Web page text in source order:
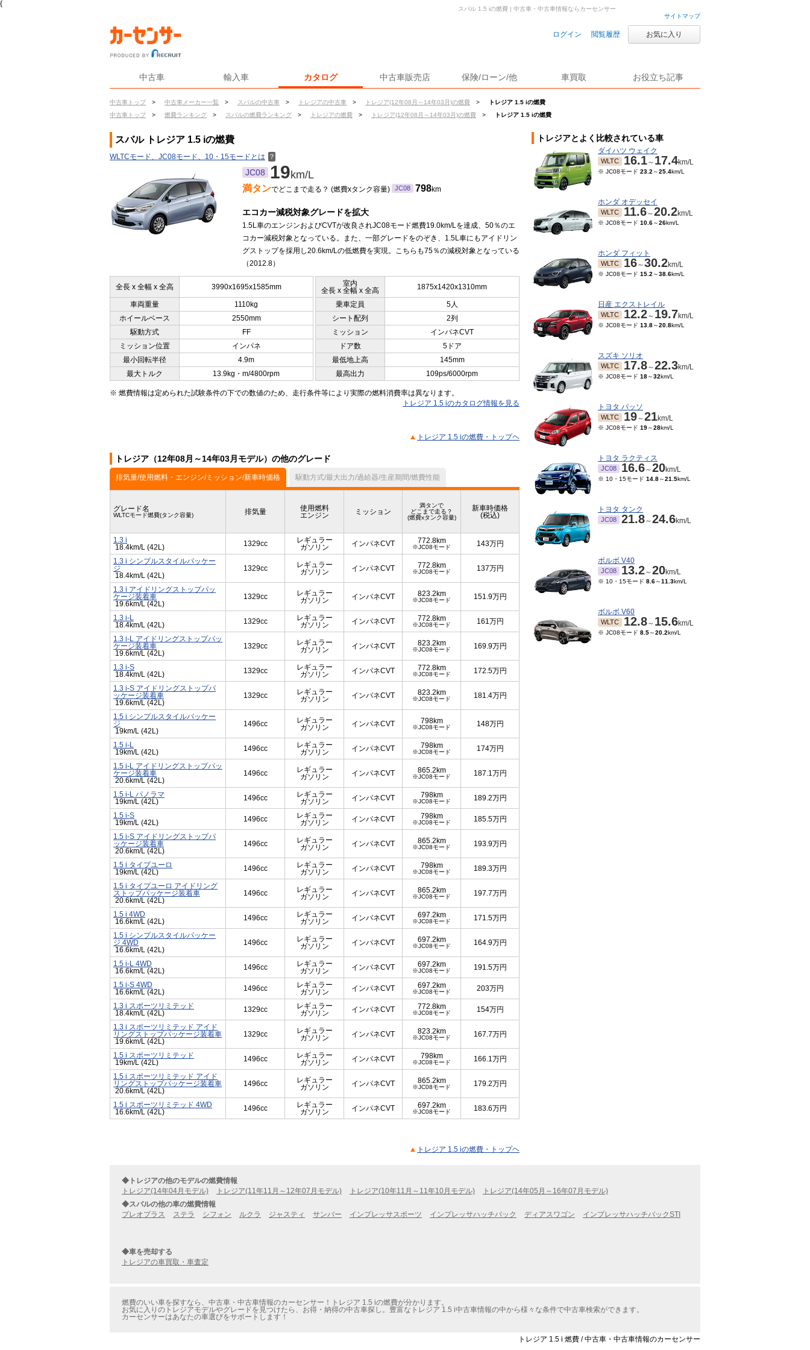
{
サイトマップ
ログイン 閲覧履歴 お気に入り
中古車 輸入車 カタログ 中古車販売店 保険/ローン/他 車買取 お役立ち記事
中古車トップ > 中古車メーカー一覧 > スバルの中古車 > トレジアの中古車 > トレジア(12年08月～14年03月)の燃費 >
トレジア 1.5 iの燃費
中古車トップ
> 燃費ランキング > スバルの燃費ランキング > トレジアの燃費 > トレジア(12年08月～14年03月)の燃費 > トレジア 1.5 iの燃費
スバル 1.5 iの燃費 | 中古車・中古車情報ならカーセンサー
スバル トレジア 1.5 iの燃費
WLTCモード、JC08モード、10・15モードとは ？
JC08 19km/L
満タンでどこまで走る？ (燃費xタンク容量) JC08 798km
エコカー減税対象グレードを拡大
1.5L車のエンジンおよびCVTが改良されJC08モード燃費19.0km/Lを達成、50％のエ
コカー減税対象となっている。また、一部グレードをのぞき、1.5L車にもアイドリン
グストップを採用し20.6km/Lの低燃費を実現。こちらも75％の減税対象となっている
（2012.8）
全長 x 全幅 x 全高 3990x1695x1585mm
室内
全長 x 全幅 x 全高
1875x1420x1310mm
車両重量 1110kg 乗車定員
5人
ホイールベース
2550mm シート配列
2列
駆動方式
FF ミッション
インパネCVT
ミッション位置
インパネ ドア数
5ドア
最小回転半径
4.9m 最低地上高
145mm
最大トルク
13.9kg・m/4800rpm 最高出力 109ps/6000rpm
※ 燃費情報は定められた試験条件の下での数値のため、走行条件等により実際の燃料消費率は異なります。
トレジア 1.5 iのカタログ情報を見る
トレジア 1.5 iの燃費・トップヘ
トレジア（12年08月～14年03月モデル）の他のグレード
排気量/使用燃料・エンジン/ミッション/新車時価格 駆動方式/最大出力/過給器/生産期間/燃費性能
グレード名
WLTCモード燃費(タンク容量) 排気量
使用燃料
エンジン
ミッション
満タンで
どこまで走る？
(燃費xタンク容量)
新車時価格
(税込)
1.3 i
18.4km/L (42L)
1329cc
レギュラー
ガソリン
インパネCVT 772.8km
※JC08モード 143万円
1.3 i シンプルスタイルパッケー
ジ
18.4km/L (42L)
1329cc
レギュラー
ガソリン
インパネCVT 772.8km
※JC08モード 137万円
1.3 i アイドリングストップパッ
ケージ装着車
19.6km/L (42L)
1329cc
レギュラー
ガソリン
インパネCVT 823.2km
※JC08モード 151.9万円
1.3 i-L
18.4km/L (42L)
1329cc
レギュラー
ガソリン
インパネCVT 772.8km
※JC08モード 161万円
1.3 i-L アイドリングストップパッ
ケージ装着車
19.6km/L (42L)
1329cc
レギュラー
ガソリン
インパネCVT 823.2km
※JC08モード 169.9万円
1.3 i-S
18.4km/L (42L)
1329cc
レギュラー
ガソリン
インパネCVT 772.8km
※JC08モード 172.5万円
1.3 i-S アイドリングストップパ
ッケージ装着車
19.6km/L (42L)
1329cc
レギュラー
ガソリン
インパネCVT 823.2km
※JC08モード 181.4万円
1.5 i シンプルスタイルパッケー
ジ
19km/L (42L)
1496cc
レギュラー
ガソリン
インパネCVT 798km
※JC08モード 148万円
1.5 i-L
19km/L (42L)
1496cc
レギュラー
ガソリン
インパネCVT 798km
※JC08モード 174万円
1.5 i-L アイドリングストップパッ
ケージ装着車
20.6km/L (42L)
1496cc
レギュラー
ガソリン
インパネCVT 865.2km
※JC08モード 187.1万円
1.5 i-L パノラマ
19km/L (42L)
1496cc
レギュラー
ガソリン
インパネCVT 798km
※JC08モード 189.2万円
1.5 i-S
19km/L (42L)
1496cc
レギュラー
ガソリン
インパネCVT 798km
※JC08モード 185.5万円
1.5 i-S アイドリングストップパ
ッケージ装着車
20.6km/L (42L)
1496cc
レギュラー
ガソリン
インパネCVT 865.2km
※JC08モード 193.9万円
1.5 i タイプユーロ
19km/L (42L)
1496cc
レギュラー
ガソリン
インパネCVT 798km
※JC08モード 189.3万円
1.5 i タイプユーロ アイドリング
ストップパッケージ装着車
20.6km/L (42L)
1496cc
レギュラー
ガソリン
インパネCVT 865.2km
※JC08モード 197.7万円
1.5 i 4WD
16.6km/L (42L)
1496cc
レギュラー
ガソリン
インパネCVT 697.2km
※JC08モード 171.5万円
1.5 i シンプルスタイルパッケー
ジ 4WD
16.6km/L (42L)
1496cc
レギュラー
ガソリン
インパネCVT 697.2km
※JC08モード 164.9万円
1.5 i-L 4WD
16.6km/L (42L)
1496cc
レギュラー
ガソリン
インパネCVT 697.2km
※JC08モード 191.5万円
1.5 i-S 4WD
16.6km/L (42L)
1496cc
レギュラー
ガソリン
インパネCVT 697.2km
※JC08モード 203万円
1.3 i スポーツリミテッド
18.4km/L (42L)
1329cc
レギュラー
ガソリン
インパネCVT 772.8km
※JC08モード 154万円
1.3 i スポーツリミテッド アイド
リングストップパッケージ装着車
19.6km/L (42L)
1329cc
レギュラー
ガソリン
インパネCVT 823.2km
※JC08モード 167.7万円
1.5 i スポーツリミテッド
19km/L (42L)
1496cc
レギュラー
ガソリン
インパネCVT 798km
※JC08モード 166.1万円
1.5 i スポーツリミテッド アイド
リングストップパッケージ装着車
20.6km/L (42L)
1496cc
レギュラー
ガソリン
インパネCVT 865.2km
※JC08モード 179.2万円
1.5 i スポーツリミテッド 4WD
16.6km/L (42L)
1496cc
レギュラー
ガソリン
インパネCVT 697.2km
※JC08モード 183.6万円
トレジア 1.5 iの燃費・トップヘ
トレジアとよく比較されている車
ダイハツ ウェイク
WLTC 16.1～ 17.4km/L
※ JC08モード 23.2 ～25.4km/L
ホンダ オデッセイ
WLTC 11.6～20.2km/L
※ JC08モード 10.6～26km/L
ホンダ フィット
WLTC 16～30.2km/L
※ JC08モード 15.2 ～38.6km/L
日産 エクストレイル
WLTC 12.2～ 19.7km/L
※ JC08モード 13.8～20.8km/L
スズキ ソリオ
WLTC 17.8～22.3km/L
※ JC08モード 18～32km/L
トヨタ パッソ
WLTC 19～21km/L
※ JC08モード 19～28km/L
トヨタ ラクティス
JC08 16.6～20km/L
※ 10・15モード 14.8～21.5km/L
トヨタ タンク
JC08 21.8～24.6km/L
ボルボ V40
JC08 13.2～20km/L
※ 10・15モード 8.6～11.3km/L
ボルボ V60
WLTC 12.8～ 15.6km/L
※ JC08モード 8.5～20.2km/L
◆トレジアの他のモデルの燃費情報
トレジア(14年04月モデル)
トレジア(11年11月～12年07月モデル) トレジア(10年11月～11年10月モデル)
トレジア(14年05月～16年07月モデル)
◆スバルの他の車の燃費情報
プレオプラス
ステラ シフォン ルクラ ジャスティ サンバー インプレッサスポーツ インプレッサハッチバック ディアスワゴン インプレッサハッチバックSTI
◆車を売却する
トレジアの車買取・車査定
燃費のいい車を探すなら、中古車・中古車情報のカーセンサー！トレジア 1.5 iの燃費が分かります。
お気に入りのトレジアモデルやグレードを見つけたら、お得・納得の中古車探し。豊富なトレジア 1.5 i中古車情報の中から様々な条件で中古車検索ができます。
カーセンサーはあなたの車選びをサポートします！
トレジア 1.5 i 燃費 / 中古車・中古車情報のカーセンサー